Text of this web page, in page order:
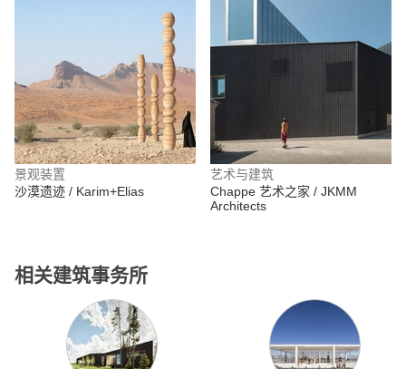
景观装置
沙漠遗迹 / Karim+Elias
相关建筑事务所
艺术与建筑
Chappe 艺术之家 / JKMM
Architects